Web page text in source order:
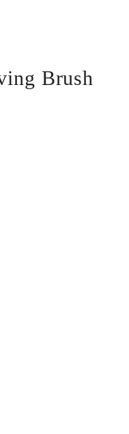
Brush